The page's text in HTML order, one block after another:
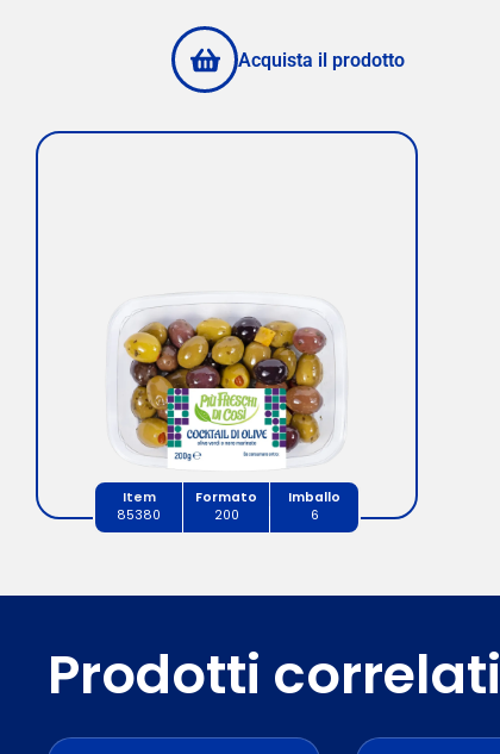
Acquista il prodotto
Item Formato
Imballo
85380
200 6
Prodotti correlati